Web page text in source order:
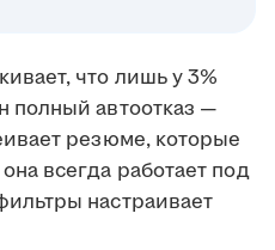
что лишь у 3%
полный автоотказ —
резюме, которые
всегда работает под
настраивает